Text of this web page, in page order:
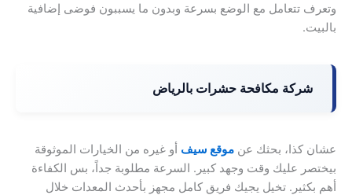
وتعرف تتعامل مع الوضع بسرعة وبدون ما يسببون فوضى إضافية
بالبيت.
شركة مكافحة حشرات بالرياض
عشان كذا، بحثك عن موقع سيف أو غيره من الخيارات الموثوقة
بيختصر عليك وقت وجهد كبير. السرعة مطلوبة جداً، بس الكفاءة
أهم بكثير. تخيل يجيك فريق كامل مجهز بأحدث المعدات خلال